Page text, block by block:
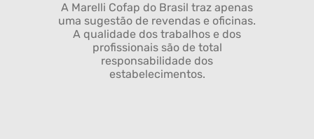
A Marelli Cofap do Brasil traz apenas
uma sugestão de revendas e oficinas.
A qualidade dos trabalhos e dos
profissionais são de total
responsabilidade dos
estabelecimentos.